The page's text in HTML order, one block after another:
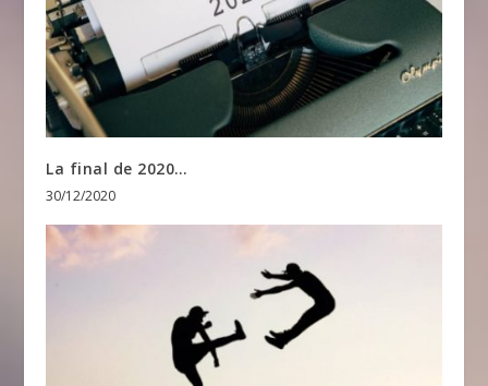
La final de 2020…
30/12/2020